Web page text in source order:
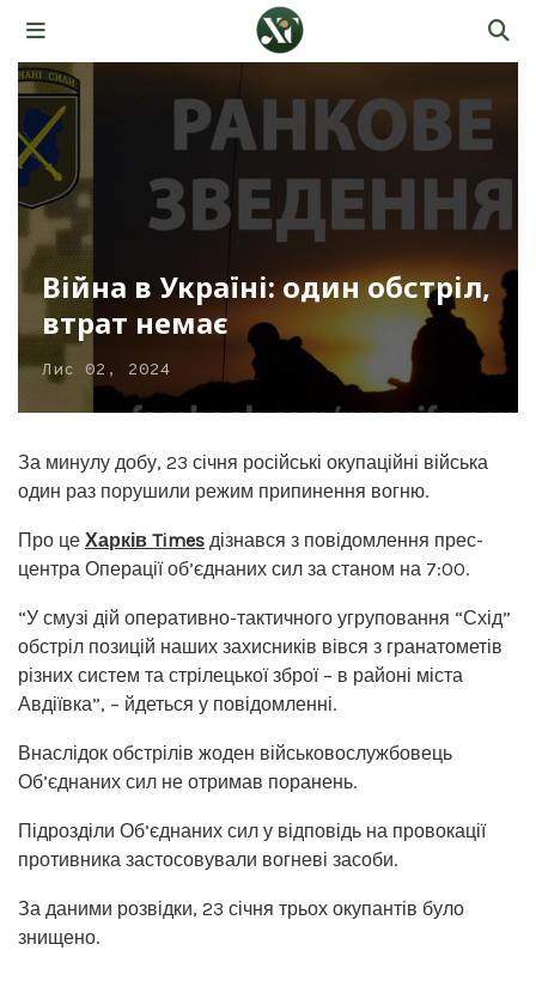
Війна в Україні: один обстріл,
втрат немає
Лис 02, 2024
За минулу добу, 23 січня російські окупаційні війська
один раз порушили режим припинення вогню.
Про це Харків Times дізнався з повідомлення прес-
центра Операції об’єднаних сил за станом на 7:00.
“У смузі дій оперативно-тактичного угруповання “Схід”
обстріл позицій наших захисників вівся з гранатометів
різних систем та стрілецької зброї – в районі міста
Авдіївка”, – йдеться у повідомленні.
Внаслідок обстрілів жоден військовослужбовець
Об’єднаних сил не отримав поранень.
Підрозділи Об’єднаних сил у відповідь на провокації
противника застосовували вогневі засоби.
За даними розвідки, 23 січня трьох окупантів було
знищено.